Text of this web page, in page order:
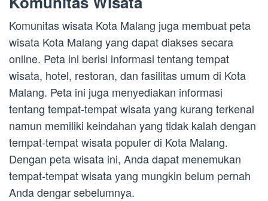
Komunitas wisata Kota Malang juga membuat peta
wisata Kota Malang yang dapat diakses secara
online. Peta ini berisi informasi tentang tempat
wisata, hotel, restoran, dan fasilitas umum di Kota
Malang. Peta ini juga menyediakan informasi
tentang tempat-tempat wisata yang kurang terkenal
namun memiliki keindahan yang tidak kalah dengan
tempat-tempat wisata populer di Kota Malang.
Dengan peta wisata ini, Anda dapat menemukan
tempat-tempat wisata yang mungkin belum pernah
Anda dengar sebelumnya.